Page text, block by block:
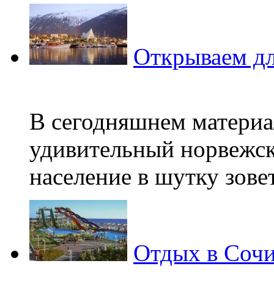
Открываем
В сегодняшнем
удивительный
население в шутку
Отдых в